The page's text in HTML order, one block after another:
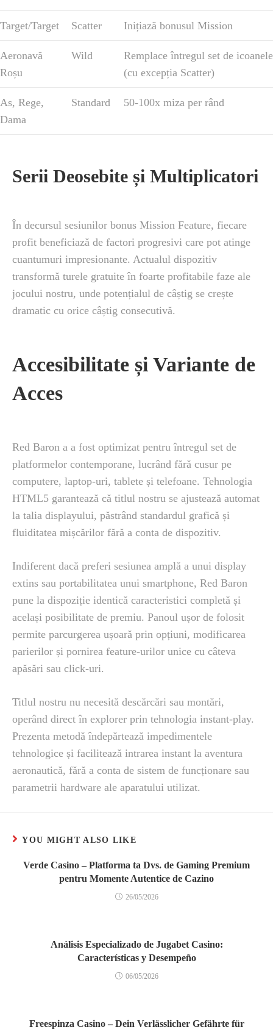
Target/Target Scatter Inițiază bonusul Mission
Aeronavă
Roșu
Wild
Remplace întregul set de icoanele
(cu excepția Scatter)
As, Rege,
Dama
Standard 50-100x miza per rând
Serii Deosebite și Multiplicatori
În decursul sesiunilor bonus Mission Feature, fiecare
profit beneficiază de factori progresivi care pot atinge
cuantumuri impresionante. Actualul dispozitiv
transformă turele gratuite în foarte profitabile faze ale
jocului nostru, unde potențialul de câștig se crește
dramatic cu orice câștig consecutivă.
Accesibilitate și Variante de
Acces
Red Baron a a fost optimizat pentru întregul set de
platformelor contemporane, lucrând fără cusur pe
computere, laptop-uri, tablete și telefoane. Tehnologia
HTML5 garantează că titlul nostru se ajustează automat
la talia displayului, păstrând standardul grafică și
fluiditatea mișcărilor fără a conta de dispozitiv.
Indiferent dacă preferi sesiunea amplă a unui display
extins sau portabilitatea unui smartphone, Red Baron
pune la dispoziție identică caracteristici completă și
același posibilitate de premiu. Panoul ușor de folosit
permite parcurgerea ușoară prin opțiuni, modificarea
parierilor și pornirea feature-urilor unice cu câteva
apăsări sau click-uri.
Titlul nostru nu necesită descărcări sau montări,
operând direct în explorer prin tehnologia instant-play.
Prezenta metodă îndepărtează impedimentele
tehnologice și facilitează intrarea instant la aventura
aeronautică, fără a conta de sistem de funcționare sau
parametrii hardware ale aparatului utilizat.
YOU MIGHT ALSO LIKE
Verde Casino – Platforma ta Dvs. de Gaming Premium
pentru Momente Autentice de Cazino
26/05/2026
Análisis Especializado de Jugabet Casino:
Características y Desempeño
06/05/2026
Freespinza Casino – Dein Verlässlicher Gefährte für